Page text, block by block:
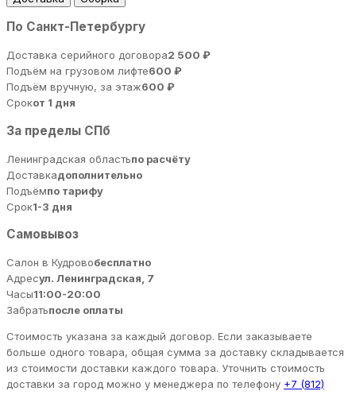
По Санкт-Петербургу
Доставка серийного договора2 500 ₽
Подъём на грузовом лифте600 ₽
Подъём вручную, за этаж600 ₽
Срокот 1 дня
За пределы СПб
Ленинградская областьпо расчёту
Доставкадополнительно
Подъёмпо тарифу
Срок1-3 дня
Самовывоз
Салон в Кудровобесплатно
Адресул. Ленинградская, 7
Часы11:00-20:00
Забратьпосле оплаты
Стоимость указана за каждый договор. Если заказываете
больше одного товара, общая сумма за доставку складывается
из стоимости доставки каждого товара. Уточнить стоимость
доставки за город можно у менеджера по телефону +7 (812)